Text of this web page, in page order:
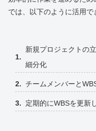
では、以下のように活用で
新規プロジェクトの
細分化
チームメンバーと
定期的にWBSを更新